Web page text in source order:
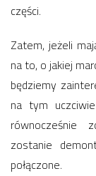
części.
Zatem, jeżeli
na to, o jakiej
będziemy
na tym
równocześnie
zostanie
połączone.